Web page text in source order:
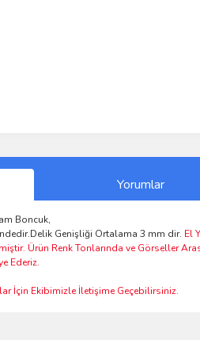
Yorumlar
Boncuk,
Genişliği Ortalama 3 mm dir. El
Ürün Renk Tonlarında ve Görseller
Ederiz.
İçin Ekibimizle İletişime Geçebilirsiniz.